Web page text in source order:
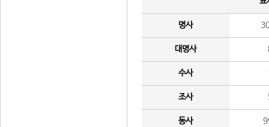
명사
대명사
수사
조사
동사